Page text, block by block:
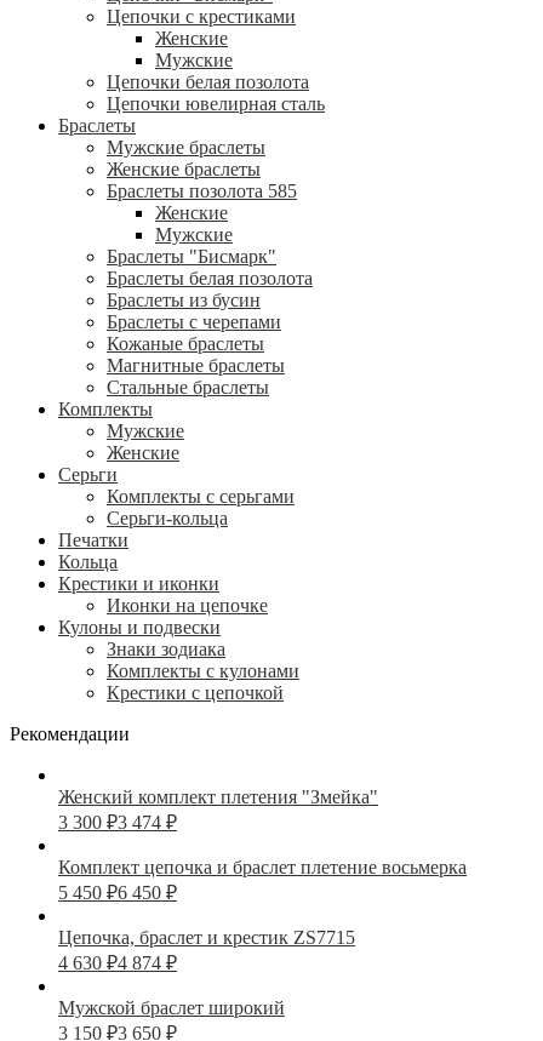
Цепочки с крестиками
Женские
Мужские
Цепочки белая позолота
Цепочки ювелирная сталь
Браслеты
Мужские браслеты
Женские браслеты
Браслеты позолота 585
Женские
Мужские
Браслеты "Бисмарк"
Браслеты белая позолота
Браслеты из бусин
Браслеты с черепами
Кожаные браслеты
Магнитные браслеты
Стальные браслеты
Комплекты
Мужские
Женские
Серьги
Комплекты с серьгами
Серьги-кольца
Печатки
Кольца
Крестики и иконки
Иконки на цепочке
Кулоны и подвески
Знаки зодиака
Комплекты с кулонами
Крестики с цепочкой
Рекомендации
Женский комплект плетения "Змейка"
3 300 ₽3 474 ₽
Комплект цепочка и браслет плетение восьмерка
5 450 ₽6 450 ₽
Цепочка, браслет и крестик ZS7715
4 630 ₽4 874 ₽
Мужской браслет широкий
3 150 ₽3 650 ₽